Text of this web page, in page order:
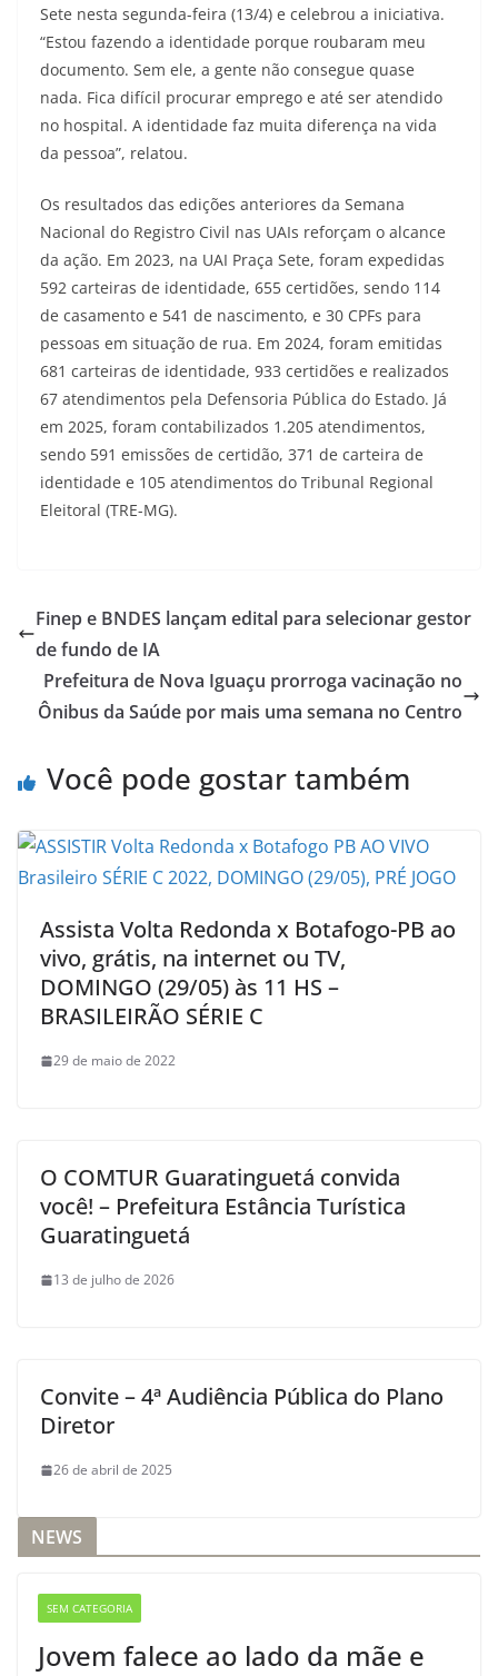
Sete nesta segunda-feira (13/4) e celebrou a iniciativa.
“Estou fazendo a identidade porque roubaram meu
documento. Sem ele, a gente não consegue quase
nada. Fica difícil procurar emprego e até ser atendido
no hospital. A identidade faz muita diferença na vida
da pessoa”, relatou.
Os resultados das edições anteriores da Semana
Nacional do Registro Civil nas UAIs reforçam o alcance
da ação. Em 2023, na UAI Praça Sete, foram expedidas
592 carteiras de identidade, 655 certidões, sendo 114
de casamento e 541 de nascimento, e 30 CPFs para
pessoas em situação de rua. Em 2024, foram emitidas
681 carteiras de identidade, 933 certidões e realizados
67 atendimentos pela Defensoria Pública do Estado. Já
em 2025, foram contabilizados 1.205 atendimentos,
sendo 591 emissões de certidão, 371 de carteira de
identidade e 105 atendimentos do Tribunal Regional
Eleitoral (TRE-MG).
Finep e BNDES lançam edital para selecionar gestor
de fundo de IA
Prefeitura de Nova Iguaçu prorroga vacinação no
Ônibus da Saúde por mais uma semana no Centro
Você pode gostar também
Assista Volta Redonda x Botafogo-PB ao
vivo, grátis, na internet ou TV,
DOMINGO (29/05) às 11 HS –
BRASILEIRÃO SÉRIE C
29 de maio de 2022
O COMTUR Guaratinguetá convida
você! – Prefeitura Estância Turística
Guaratinguetá
13 de julho de 2026
Convite – 4ª Audiência Pública do Plano
Diretor
26 de abril de 2025
NEWS
SEM CATEGORIA
Jovem falece ao lado da mãe e